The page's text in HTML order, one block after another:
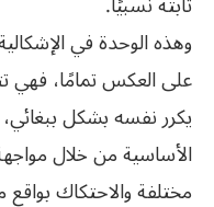
وهذه الوحدة في
على العكس تمامًا، فهي
يكرر نفسه بشكل ببغائي،
الأساسية من خلال
مختلفة والاحتكاك